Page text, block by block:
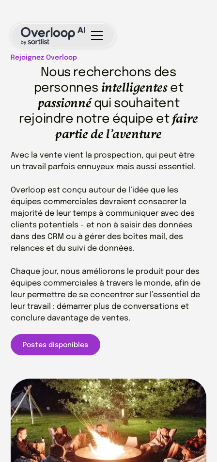
Rejoignez Overloop
Nous recherchons des
personnes intelligenteset
passionnéqui souhaitent
rejoindre notre équipe et faire
partie de l’aventure
Avec la vente vient la prospection, qui peut être
un travail parfois ennuyeux mais aussi essentiel.
Overloop est conçu autour de l’idée que les
équipes commerciales devraient consacrer la
majorité de leur temps à communiquer avec des
clients potentiels - et non à saisir des données
dans des CRM ou à gérer des boîtes mail, des
relances et du suivi de données.
Chaque jour, nous améliorons le produit pour des
équipes commerciales à travers le monde, afin de
leur permettre de se concentrer sur l’essentiel de
leur travail : démarrer plus de conversations et
conclure davantage de ventes.
Postes disponibles